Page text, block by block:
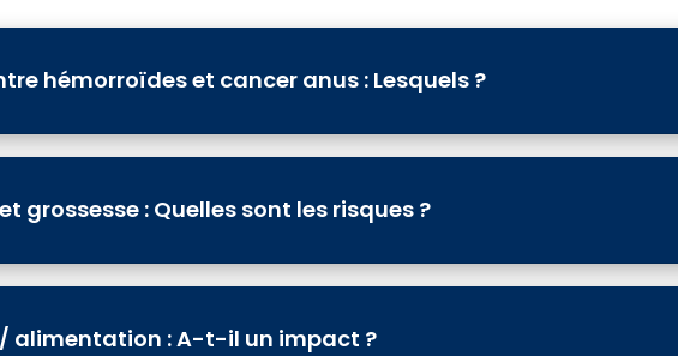
hémorroïdes et cancer anus : Lesquels ?
grossesse : Quelles sont les risques ?
alimentation : A-t-il un impact ?